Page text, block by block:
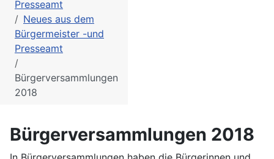
Presseamt
Neues aus dem
Bürgermeister -und
Presseamt
Bürgerversammlungen
2018
Bürgerversammlungen 2018